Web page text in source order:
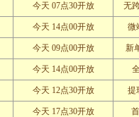
今天 07点30开放 无
今天 14点00开放 微
今天 09点00开放 新
今天 14点00开放
今天 12点30开放 提
今天 17点30开放